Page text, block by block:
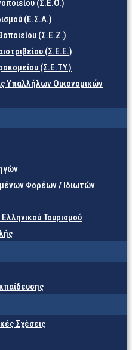
(Σ.Ε.Ο.)
(Ε.Σ.Α.)
(Σ.Ε.Ζ.)
(Σ.Ε.Ε.)
(Σ.Ε.TY.)
Υπαλλήλων Οικονομικών
Φορέων / Ιδιωτών
Τουρισμού
Σχέσεις